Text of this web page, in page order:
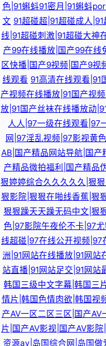
色|91蝌蚪91密月|91蝌蚪
文 91超碰超|91超碰成人
线|91超碰刺激|91超碰大神
产99在线播放|国产99在线
区快播|国产9视频|国产9视
线观看 91高清在线观看|91
产视频在线播放|91国产视
放|91国产丝袜在线播放动
人人|97一级在线观看|97
网|97淫乱视频|97影视黄色
AB|国产精品网站导航|国
产精品微拍福利|国产精品
狠婷婷综合久久久久久|狠
狠影院|狠狠在啪线香蕉|狠
狠狠躁天天躁无码中文|狠
色|97影院午夜伦不卡|97
线超碰|97在线公开视频|97
洲|91网站在线播放|91网站
站直播|91网站足交|91网站
韩国三级中文字幕|韩国三
情片|韩国色情肉欲|韩国视
产AV一区二区三区|国产
片|国产AV影视|国产AV影
资源av|岛国综合网|岛国做